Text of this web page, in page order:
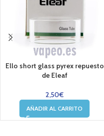
Ello short glass pyrex repuesto
de Eleaf
2,50€
AÑADIR AL CARRITO